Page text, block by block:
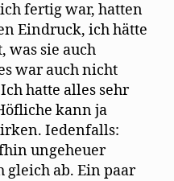
fertig war, hatten
Eindruck, ich hätte
was sie auch
war auch nicht
hatte alles sehr
kann ja
Iedenfalls:
ungeheuer
gleich ab. Ein paar